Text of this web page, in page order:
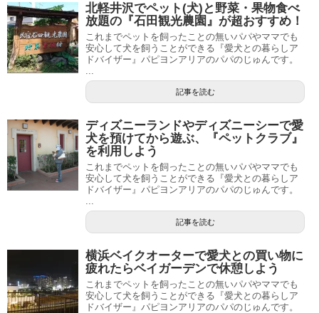
北軽井沢でペット(犬)と野菜・果物食べ
放題の『石田観光農園』が超おすすめ！
これまでペットを飼ったことの無いパパやママでも
安心して犬を飼うことができる『愛犬との暮らしア
ドバイザー』パピヨンアリアのパパのじゅんです。
記事を読む
ディズニーランドやディズニーシーで愛
犬を預けてから遊ぶ、『ペットクラブ』
を利用しよう
これまでペットを飼ったことの無いパパやママでも
安心して犬を飼うことができる『愛犬との暮らしア
ドバイザー』パピヨンアリアのパパのじゅんです。
記事を読む
横浜ベイクオーターで愛犬との買い物に
疲れたらベイガーデンで休憩しよう
これまでペットを飼ったことの無いパパやママでも
安心して犬を飼うことができる『愛犬との暮らしア
ドバイザー』パピヨンアリアのパパのじゅんです。